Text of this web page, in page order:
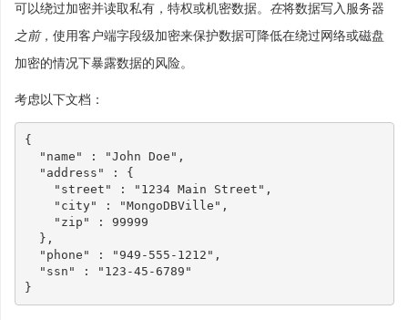
可以绕过加密并读取私有，特权或机密数据。 在将数据写入服务器
之前，使用客户端字段级加密来保护数据可降低在绕过网络或磁盘
加密的情况下暴露数据的风险。
考虑以下文档：
{
"name"
: "John Doe" ,
"address"
:
{
"street"
: "1234 Main Street" ,
"city"
: "MongoDBVille" ,
"zip"
:
99999
},
"phone"
: "949-555-1212" ,
"ssn"
:
"123-45-6789"
}